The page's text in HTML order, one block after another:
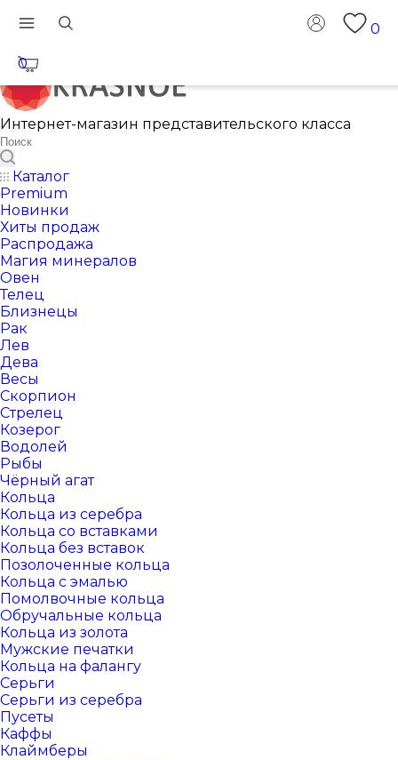
0
0
Интернет-магазин представительского класса
Каталог
Premium
Новинки
Хиты продаж
Распродажа
Магия минералов
Овен
Телец
Близнецы
Рак
Лев
Дева
Весы
Скорпион
Стрелец
Козерог
Водолей
Рыбы
Чёрный агат
Кольца
Кольца из серебра
Кольца со вставками
Кольца без вставок
Позолоченные кольца
Кольца с эмалью
Помолвочные кольца
Обручальные кольца
Кольца из золота
Мужские печатки
Кольца на фалангу
Серьги
Серьги из серебра
Пусеты
Каффы
Клаймберы